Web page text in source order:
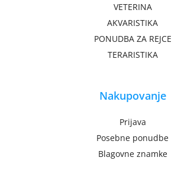
VETERINA
AKVARISTIKA
PONUDBA ZA REJCE
TERARISTIKA
Nakupovanje
Prijava
Posebne ponudbe
Blagovne znamke